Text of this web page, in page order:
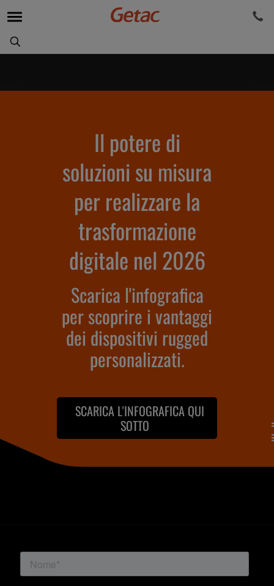
Il potere di
soluzioni su misura
per realizzare la
trasformazione
digitale nel 2026
Scarica l'infografica
per scoprire i vantaggi
dei dispositivi rugged
personalizzati.
SCARICA L'INFOGRAFICA QUI
SOTTO